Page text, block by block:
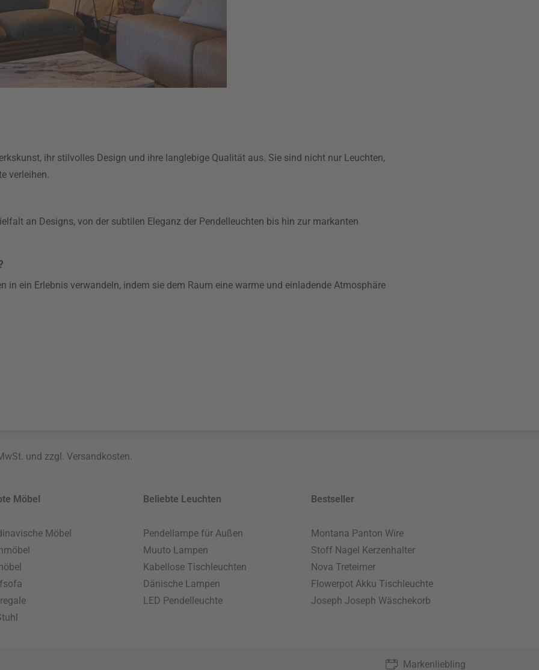
ihr stilvolles Design und ihre langlebige Qualität aus. Sie sind nicht nur Leuchten,
verleihen.
an Designs, von der subtilen Eleganz der Pendelleuchten bis hin zur markanten
in ein Erlebnis verwandeln, indem sie dem Raum eine warme und einladende Atmosphäre
und zzgl.Versandkosten.
Möbel
Möbel
Beliebte Leuchten
Pendellampe für Außen
Muuto Lampen
Kabellose Tischleuchten
Dänische Lampen
LED Pendelleuchte
Bestseller
Montana Panton Wire
Stoff Nagel Kerzenhalter
Nova Treteimer
Flowerpot Akku Tischleuchte
Joseph Joseph Wäschekorb
Markenliebling